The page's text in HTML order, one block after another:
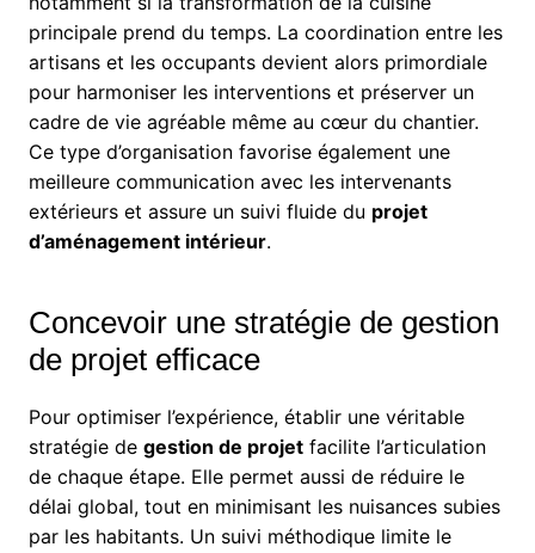
principale prend du temps. La coordination entre les
artisans et les occupants devient alors primordiale
pour harmoniser les interventions et préserver un
cadre de vie agréable même au cœur du chantier.
Ce type d’organisation favorise également une
meilleure communication avec les intervenants
extérieurs et assure un suivi fluide du projet
d’aménagement intérieur.
Concevoir une stratégie de gestion
de projet efficace
Pour optimiser l’expérience, établir une véritable
stratégie de gestion de projetfacilite l’articulation
de chaque étape. Elle permet aussi de réduire le
délai global, tout en minimisant les nuisances subies
par les habitants. Un suivi méthodique limite le